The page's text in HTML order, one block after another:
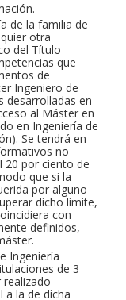
de la familia de
otra
del Título
que
de
Ingeniero de
desarrolladas en
al Máster en
en Ingeniería de
Se tendrá en
no
20 por ciento de
que si la
por alguno
dicho límite,
con
definidos,
Ingeniería
de 3
a la de dicha